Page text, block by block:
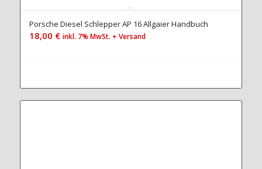
Porsche Diesel Schlepper AP 16 Allgaier Handbuch
18,00 € inkl. 7% MwSt. + Versand